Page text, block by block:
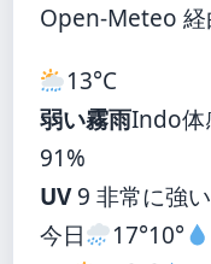
Open-Meteo 経
13°C
弱い霧雨Indo体
91%
UV9 非常に強い
今日
17°10°